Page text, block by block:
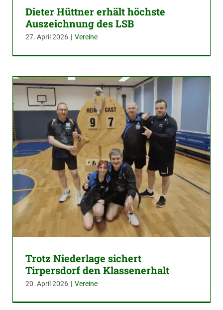
Dieter Hüttner erhält höchste
Auszeichnung des LSB
27. April 2026 | Vereine
Trotz Niederlage sichert
Tirpersdorf den Klassenerhalt
20. April 2026 | Vereine